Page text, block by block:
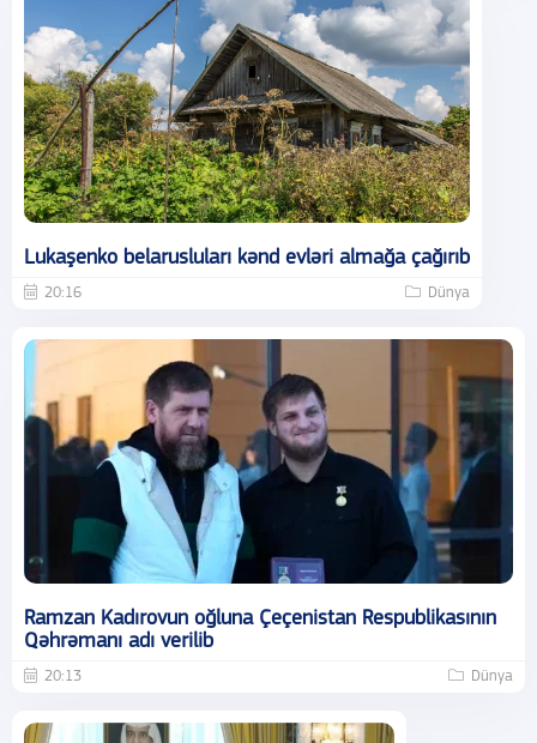
Lukaşenko belarusluları kənd evləri almağa çağırıb
20:16 Dünya
Ramzan Kadırovun oğluna Çeçenistan Respublikasının
Qəhrəmanı adı verilib
20:13 Dünya